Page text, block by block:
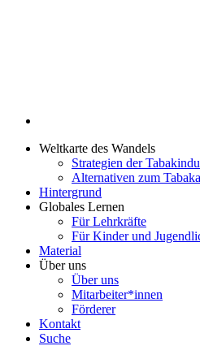
Weltkarte des Wandels
Strategien der
Alternativen zum
Hintergrund
Globales Lernen
Für Lehrkräfte
Für Kinder und
Material
Über uns
Über uns
Mitarbeiter*innen
Förderer
Kontakt
Suche